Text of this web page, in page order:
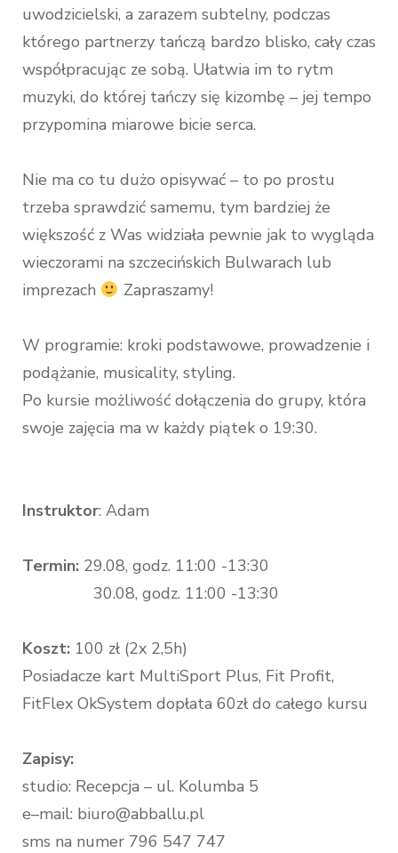
uwodzicielski, a zarazem subtelny, podczas
którego partnerzy tańczą bardzo blisko, cały czas
współpracując ze sobą. Ułatwia im to rytm
muzyki, do której tańczy się kizombę – jej tempo
przypomina miarowe bicie serca.
Nie ma co tu dużo opisywać – to po prostu
trzeba sprawdzić samemu, tym bardziej że
większość z Was widziała pewnie jak to wygląda
wieczorami na szczecińskich Bulwarach lub
imprezach
Zapraszamy!
W programie: kroki podstawowe, prowadzenie i
podążanie, musicality, styling.
Po kursie możliwość dołączenia do grupy, która
swoje zajęcia ma w każdy piątek o 19:30.
Instruktor: Adam
Termin: 29.08, godz. 11:00 -13:30
30.08, godz. 11:00 -13:30
Koszt: 100 zł (2x 2,5h)
Posiadacze kart MultiSport Plus, Fit Profit,
FitFlex OkSystem dopłata 60zł do całego kursu
Zapisy:
studio: Recepcja – ul. Kolumba 5
e–mail: biuro@abballu.pl
sms na numer 796 547 747